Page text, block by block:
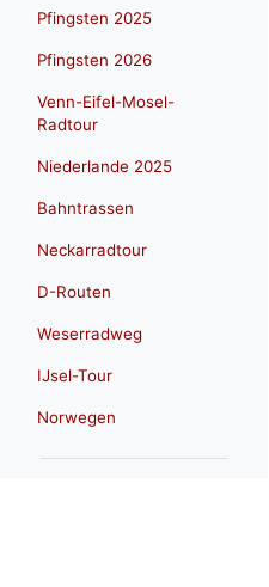
Pfingsten 2025
Pfingsten 2026
Venn-Eifel-Mosel-
Radtour
Niederlande 2025
Bahntrassen
Neckarradtour
D-Routen
Weserradweg
IJsel-Tour
Norwegen